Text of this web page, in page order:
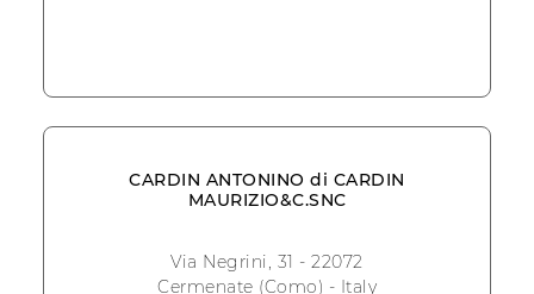
CARDIN ANTONINO di CARDIN
MAURIZIO&C.SNC
Via Negrini, 31 - 22072
Cermenate (Como) - Italy